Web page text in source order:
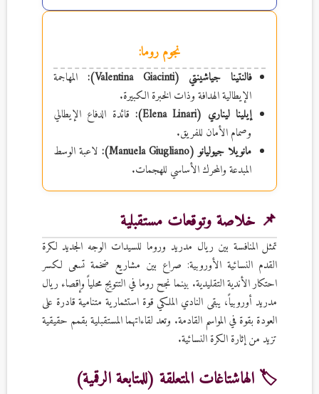
نجوم روما:
فالنتينا جياشينتي (Valentina Giacinti):
المهاجمة
الإيطالية الهدافة وذات الخبرة الكبيرة.
إيلينا ليناري (Elena Linari):
قائدة الدفاع الإيطالي
وصمام الأمان للفريق.
مانويلا جيوليانو (Manuela Giugliano):
لاعبة الوسط
المبدعة والمحرك الأساسي للهجمات.
📌 خلاصة وتوقعات مستقبلية
تمثل المنافسة بين ريال مدريد وروما للسيدات الوجه الجديد لكرة
القدم النسائية الأوروبية: صراع بين مشاريع ضخمة تسعى لكسر
احتكار الأندية التقليدية. بينما نجح روما في التتويج محلياً وإقصاء ريال
مدريد أوروبياً، يبقى النادي الملكي قوة استثمارية متنامية قادرة على
العودة بقوة في المواسم القادمة. وتعد لقاءاتهما المستقبلية بقمم حقيقية
تزيد من إثارة الكرة النسائية.
🏷️ الهاشتاغات المتعلقة (للمتابعة الرقمية)